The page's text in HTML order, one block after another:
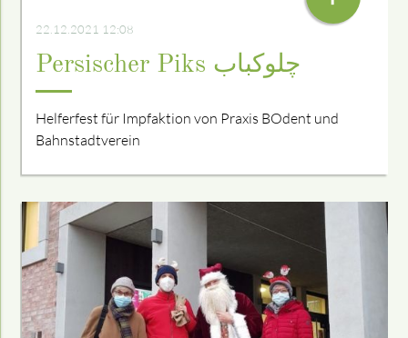
22.12.2021 12:08
Persischer Piks چلوکباب
Helferfest für Impfaktion von Praxis BOdent und
Bahnstadtverein